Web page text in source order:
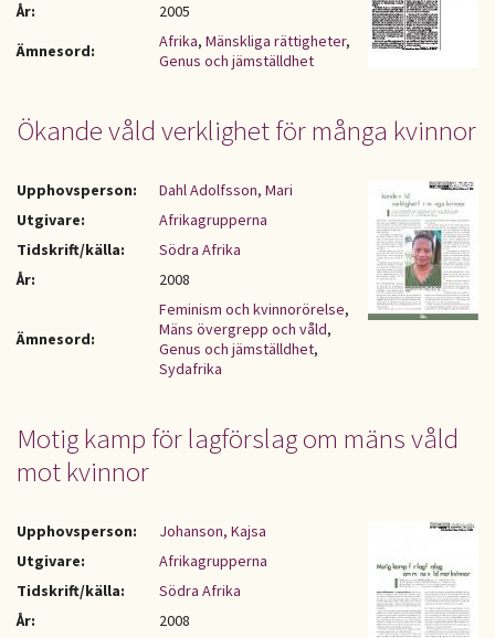
År:
2005
Ämnesord:
Afrika, Mänskliga rättigheter,
Genus och jämställdhet
Ökande våld verklighet för många kvinnor
Upphovsperson:
Dahl Adolfsson, Mari
Utgivare:
Afrikagrupperna
Tidskrift/källa:
Södra Afrika
År:
2008
Ämnesord:
Feminism och kvinnorörelse,
Mäns övergrepp och våld,
Genus och jämställdhet,
Sydafrika
Motig kamp för lagförslag om mäns våld
mot kvinnor
Upphovsperson:
Johanson, Kajsa
Utgivare:
Afrikagrupperna
Tidskrift/källa:
Södra Afrika
År:
2008